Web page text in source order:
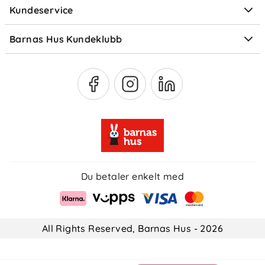
Kundeservice
Om Klarna
Barnas Hus Kundeklubb
Medlemsvilkår
Du betaler enkelt med
All Rights Reserved, Barnas Hus - 2026